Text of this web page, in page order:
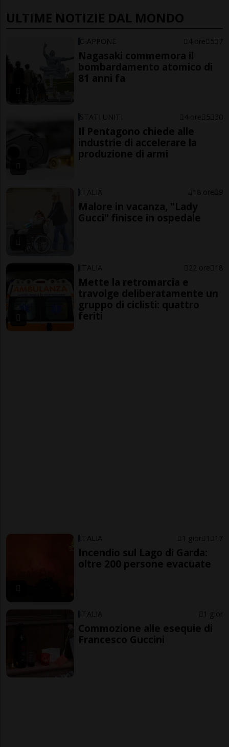
ULTIME NOTIZIE DAL MONDO
GIAPPONE 4 ore 5 7
Nagasaki commemora il
bombardamento atomico di
81 anni fa
STATI UNITI 4 ore 5 30
Il Pentagono chiede alle
industrie di accelerare la
produzione di armi
ITALIA 18 ore 9
Malore in vacanza, "Lady
Gucci" finisce in ospedale
ITALIA 22 ore 18
Mette la retromarcia e
travolge deliberatamente un
gruppo di ciclisti: quattro
feriti
ITALIA 1 gior 1 17
Incendio sul Lago di Garda:
oltre 200 persone evacuate
ITALIA 1 gior
Commozione alle esequie di
Francesco Guccini